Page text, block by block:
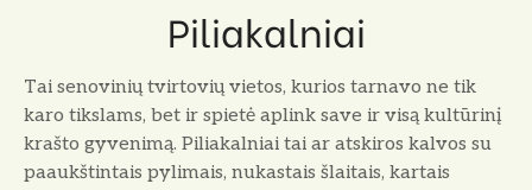
Piliakalniai
Tai senovinių tvirtovių vietos, kurios tarnavo ne tik
karo tikslams, bet ir spietė aplink save ir visą kultūrinį
krašto gyvenimą. Piliakalniai tai ar atskiros kalvos su
paaukštintais pylimais, nukastais šlaitais, kartais